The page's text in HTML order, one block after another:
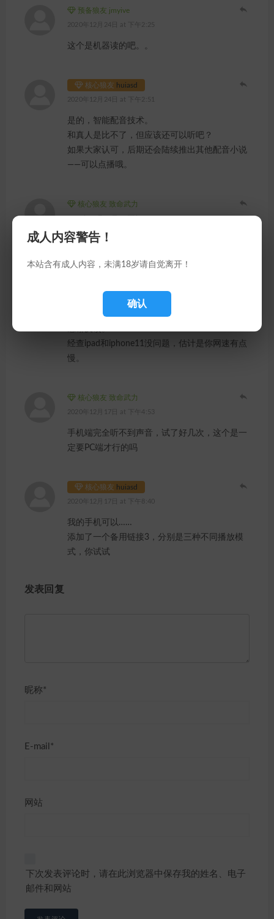
成人内容警告！
本站含有成人内容，未满18岁请自觉离开！
确认
预备狼友 jmyive
2020年12月24日 at 下午2:25
这个是机器读的吧。。
核心狼友 huiasd
2020年12月24日 at 下午2:51
是的，智能配音技术。
和真人是比不了，但应该还可以听吧？
如果大家认可，后期还会陆续推出其他配音小说
——可以点播哦。
核心狼友 致命武力
我的xsmax还是听不了，别的在线视频之类的倒
核心狼友huiasd
2020年12月18日 at 下午4:18
经查ipad和iphone11没问题，估计是你网速有点
慢。
核心狼友 致命武力
2020年12月17日 at 下午4:53
手机端完全听不到声音，试了好几次，这个是一
定要PC端才行的吗
核心狼友 huiasd
2020年12月17日 at 下午8:40
我的手机可以……
添加了一个备用链接3，分别是三种不同播放模
式，你试试
发表回复
昵称*
E-mail*
网站
下次发表评论时，请在此浏览器中保存我的姓名、电子
邮件和网站